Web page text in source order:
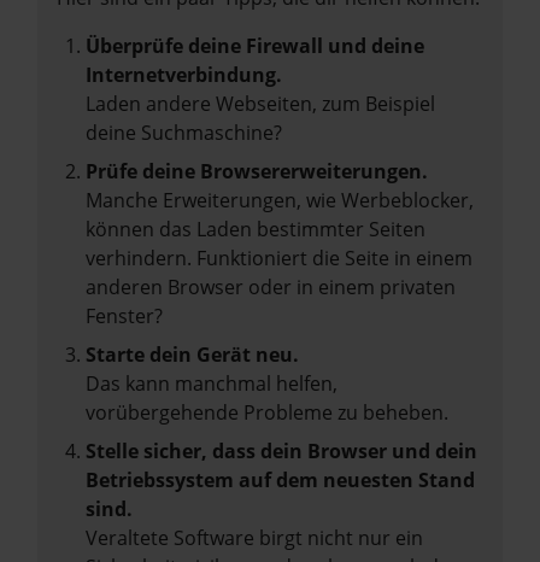
Überprüfe deine Firewall und deine
Internetverbindung.
Laden andere Webseiten, zum Beispiel
deine Suchmaschine?
Prüfe deine Browsererweiterungen.
Manche Erweiterungen, wie Werbeblocker,
können das Laden bestimmter Seiten
verhindern. Funktioniert die Seite in einem
anderen Browser oder in einem privaten
Fenster?
Starte dein Gerät neu.
Das kann manchmal helfen,
vorübergehende Probleme zu beheben.
Stelle sicher, dass dein Browser und dein
Betriebssystem auf dem neuesten Stand
sind.
Veraltete Software birgt nicht nur ein